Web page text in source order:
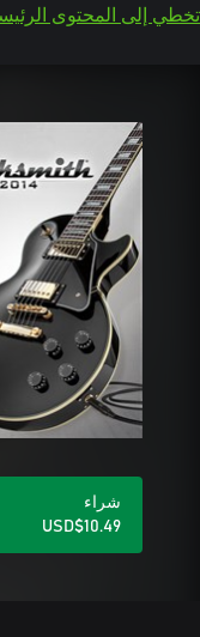
تخطي إلى المحتوى
شراء
USD$10.49